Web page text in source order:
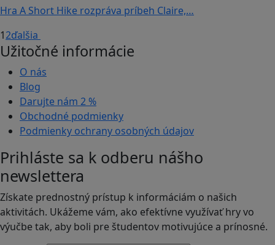
Hra A Short Hike rozpráva príbeh Claire,…
12ďalšia
Užitočné informácie
O nás
Blog
Darujte nám 2 %
Obchodné podmienky
Podmienky ochrany osobných údajov
Prihláste sa k odberu nášho
newslettera
Získate prednostný prístup k informáciám o našich
aktivitách. Ukážeme vám, ako efektívne využívať hry vo
výučbe tak, aby boli pre študentov motivujúce a prínosné.